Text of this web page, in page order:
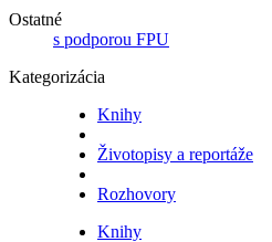
Ostatné
s podporou FPU
Kategorizácia
Knihy
Životopisy a reportáže
Rozhovory
Knihy